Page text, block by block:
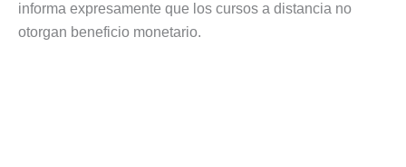
informa expresamente que los cursos a distancia no
otorgan beneficio monetario.